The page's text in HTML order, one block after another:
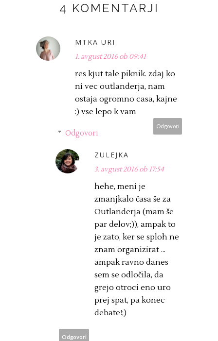
4 KOMENTARJI
MTKA URI
1. avgust 2016 ob 09:41
res kjut tale piknik. zdaj ko
ni vec outlanderja, nam
ostaja ogromno casa, kajne
:) vse lepo k vam
Odgovori
Odgovori
ZULEJKA
3. avgust 2016 ob 17:54
hehe, meni je
zmanjkalo časa še za
Outlanderja (mam še
par delov;)), ampak to
je zato, ker se sploh ne
znam organizirat ...
ampak ravno danes
sem se odločila, da
grejo otroci eno uro
prej spat, pa konec
debate!;)
Odgovori